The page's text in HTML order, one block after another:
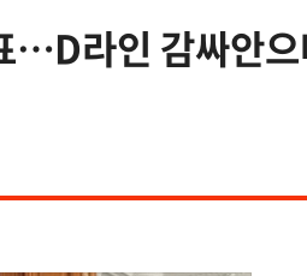
…D라인 감싸안으